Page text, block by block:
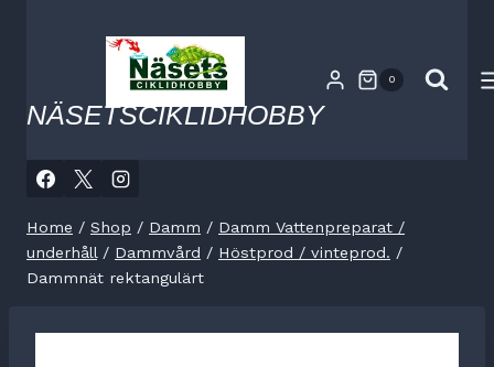
NÄSETSCIKLIDHOBBY
0
Home / Shop / Damm / Damm Vattenpreparat /
underhåll / Dammvård / Höstprod / vinteprod. /
Dammnät rektangulärt